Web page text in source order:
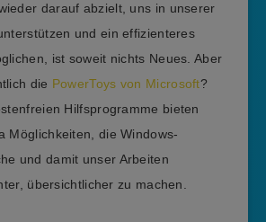
darauf abzielt, uns in unserer
und ein effizienteres
ist soweit nichts Neues. Aber
die PowerToys von Microsoft?
Hilfsprogramme bieten
Möglichkeiten, die Windows-
und damit unser Arbeiten
übersichtlicher zu machen.